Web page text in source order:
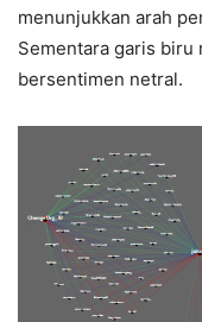
menunjukkan arah
Sementara garis biru
bersentimen netral.